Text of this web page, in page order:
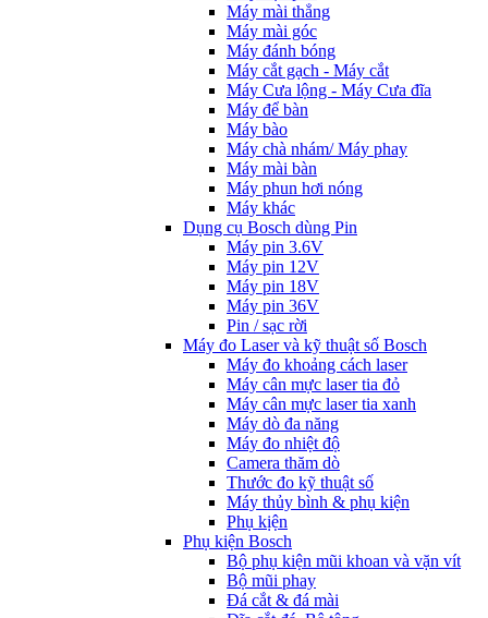
Máy mài thẳng
Máy mài góc
Máy đánh bóng
Máy cắt gạch - Máy cắt
Máy Cưa lộng - Máy Cưa đĩa
Máy để bàn
Máy bào
Máy chà nhám/ Máy phay
Máy mài bàn
Máy phun hơi nóng
Máy khác
Dụng cụ Bosch dùng Pin
Máy pin 3.6V
Máy pin 12V
Máy pin 18V
Máy pin 36V
Pin / sạc rời
Máy đo Laser và kỹ thuật số Bosch
Máy đo khoảng cách laser
Máy cân mực laser tia đỏ
Máy cân mực laser tia xanh
Máy dò đa năng
Máy đo nhiệt độ
Camera thăm dò
Thước đo kỹ thuật số
Máy thủy bình & phụ kiện
Phụ kịện
Phụ kiện Bosch
Bộ phụ kiện mũi khoan và vặn vít
Bộ mũi phay
Đá cắt & đá mài